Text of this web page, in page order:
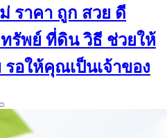
ราคา ถูก สวย ดี
รัพย์ ที่ดิน วิธี ช่วยให้
รอให้คุณเป็นเจ้าของ